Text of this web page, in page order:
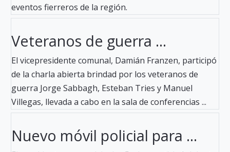
eventos fierreros de la región.
Veteranos de guerra ...
El vicepresidente comunal, Damián Franzen, participó
de la charla abierta brindad por los veteranos de
guerra Jorge Sabbagh, Esteban Tries y Manuel
Villegas, llevada a cabo en la sala de conferencias ...
Nuevo móvil policial para ...